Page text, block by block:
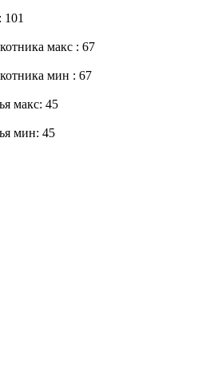
макс : 67
мин : 67
макс: 45
мин: 45